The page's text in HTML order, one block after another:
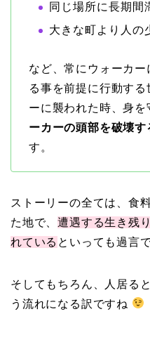
同じ場所に長期間
大きな町より人の
など、常にウォーカ
る事を前提に行動す
ーに襲われた時、身を
ーカーの頭部を破壊す
す。
ストーリーの全ては、食
た地で、遭遇する生き残
れている といっても過言
そしてもちろん、人居る
う流れになる訳ですね